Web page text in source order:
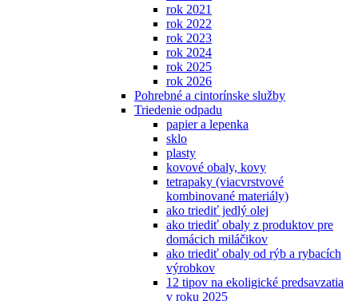
rok 2021
rok 2022
rok 2023
rok 2024
rok 2025
rok 2026
Pohrebné a cintorínske služby
Triedenie odpadu
papier a lepenka
sklo
plasty
kovové obaly, kovy
tetrapaky (viacvrstvové
kombinované materiály)
ako triediť jedlý olej
ako triediť obaly z produktov pre
domácich miláčikov
ako triediť obaly od rýb a rybacích
výrobkov
12 tipov na ekoligické predsavzatia
v roku 2025